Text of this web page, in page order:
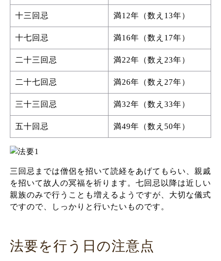
十三回忌 満12年（数え13年）
十七回忌 満16年（数え17年）
二十三回忌 満22年（数え23年）
二十七回忌 満26年（数え27年）
三十三回忌 満32年（数え33年）
五十回忌 満49年（数え50年）
三回忌までは僧侶を招いて読経をあげてもらい、親戚
を招いて故人の冥福を祈ります。七回忌以降は近しい
親族のみで行うことも増えるようですが、大切な儀式
ですので、しっかりと行いたいものです。
法要を行う日の注意点